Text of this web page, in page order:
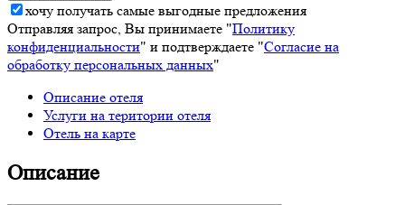
хочу получать самые выгодные предложения
Отправляя запрос, Вы принимаете "Политику
конфиденциальности" и подтверждаете "Согласие на
обработку персональных данных"
Описание отеля
Услуги на територии отеля
Отель на карте
Описание